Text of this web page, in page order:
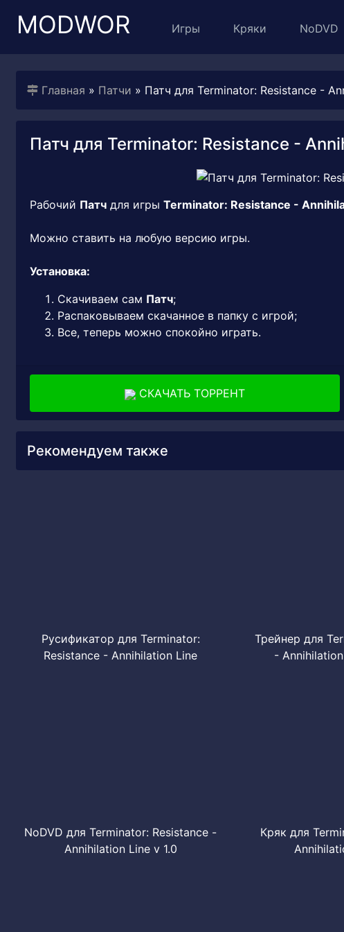
MODWOR Игры Кряки NoDVD
Главная » Патчи » Патч для Terminator: Resistance -
Патч для Terminator: Resistance -
Рабочий Патч для игры Terminator: Resistance -
Можно ставить на любую версию игры.
Установка:
Скачиваем сам Патч;
Распаковываем скачанное в папку с игрой;
Все, теперь можно спокойно играть.
СКАЧАТЬ ТОРРЕНТ
Рекомендуем также
Русификатор для Terminator:
Resistance - Annihilation Line
Трейнер для
-
NoDVD для Terminator: Resistance -
Annihilation Line v 1.0
Кряк для